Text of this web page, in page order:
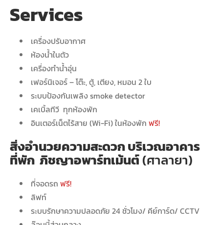
Services
เครื่องปรับอากาศ
ห้องน้ำในตัว
เครื่องทำน้ำอุ่น
เฟอร์นิเจอร์ – โต๊ะ, ตู้, เตียง, หมอน 2 ใบ
ระบบป้องกันเพลิง smoke detector
เคเบิ้ลทีวี ทุกห้องพัก
อินเตอร์เน็ตไร้สาย (Wi-Fi) ในห้องพัก ฟรี!
สิ่งอำนวยความสะดวก บริเวณอาคาร
ที่พัก ภิชญาอพาร์ทเม้นต์(ศาลายา)
ที่จอดรถ ฟรี!
ลิฟท์
ระบบรักษาความปลอดภัย 24 ชั่วโมง/ คีย์การ์ด/ CCTV